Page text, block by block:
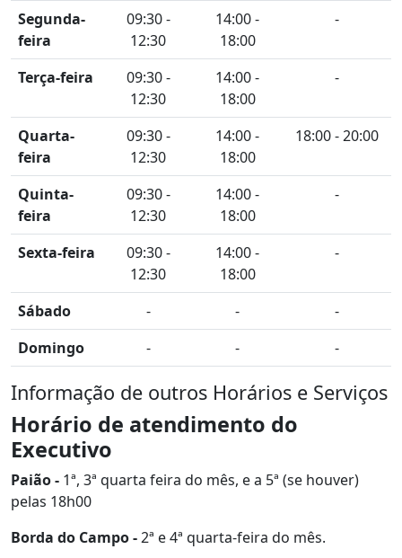
Segunda-
feira
09:30 -
12:30
14:00 -
18:00
-
Terça-feira
09:30 -
12:30
14:00 -
18:00
-
Quarta-
feira
09:30 -
12:30
14:00 -
18:00
18:00 - 20:00
Quinta-
feira
09:30 -
12:30
14:00 -
18:00
-
Sexta-feira
09:30 -
12:30
14:00 -
18:00
-
Sábado - -
-
Domingo
- - -
Informação de outros Horários e Serviços
Horário de atendimento do
Executivo
Paião - 1ª, 3ª quarta feira do mês, e a 5ª (se houver)
pelas 18h00
Borda do Campo -2ª e 4ª quarta-feira do mês.